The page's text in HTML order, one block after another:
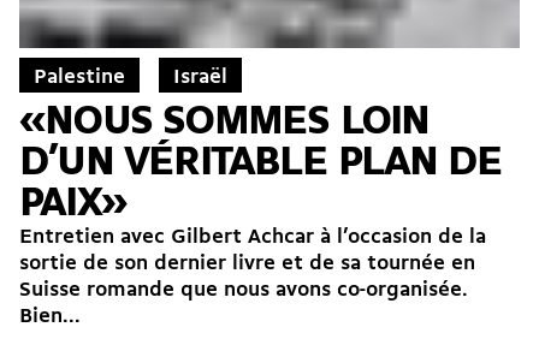
Palestine Israël
«NOUS SOMMES LOIN
D’UN VÉRITABLE PLAN DE
PAIX»
Entretien avec Gilbert Achcar à l’occasion de la
sortie de son dernier livre et de sa tournée en
Suisse romande que nous avons co-organisée.
Bien...